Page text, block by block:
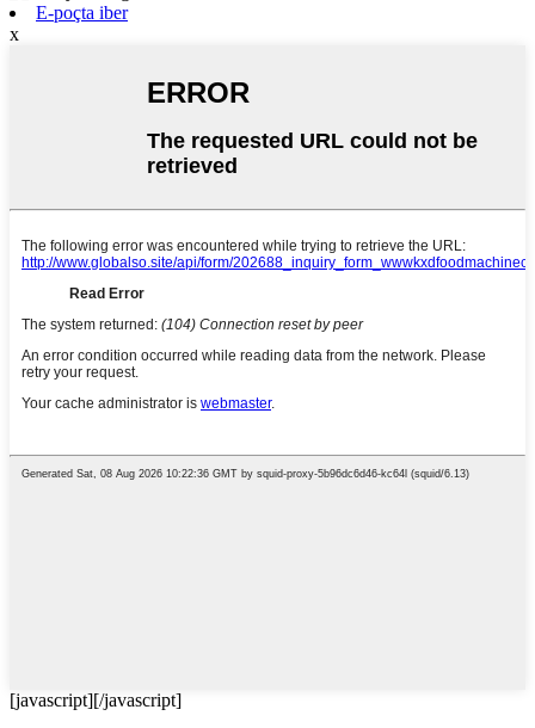
E-poçta iber
x
[javascript][/javascript]